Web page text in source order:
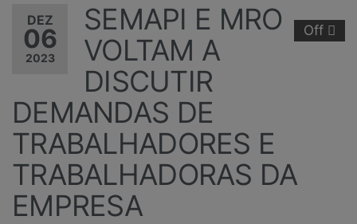
DEZ
06
2023
Off
SEMAPI E MRO
VOLTAM A
DISCUTIR
DEMANDAS DE
TRABALHADORES E
TRABALHADORAS DA
EMPRESA